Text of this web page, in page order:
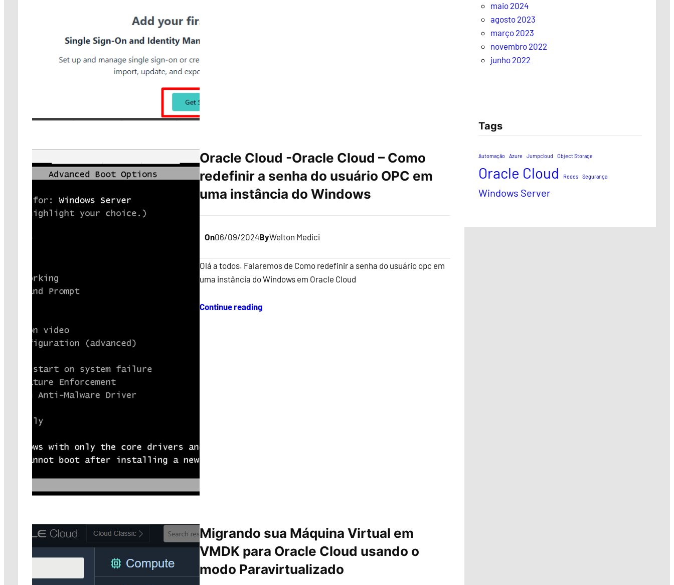
Oracle Cloud -Oracle Cloud – Como
redefinir a senha do usuário OPC em
uma instância do Windows
On06/09/2024ByWelton Medici
Olá a todos. Falaremos de Como redefinir a senha do usuário opc em
uma instância do Windows em Oracle Cloud
Continue reading
Migrando sua Máquina Virtual em
VMDK para Oracle Cloud usando o
modo Paravirtualizado
maio 2024
agosto 2023
março 2023
novembro 2022
junho 2022
Tags
Automação Azure Jumpcloud Object Storage
Oracle Cloud Redes Segurança
Windows Server